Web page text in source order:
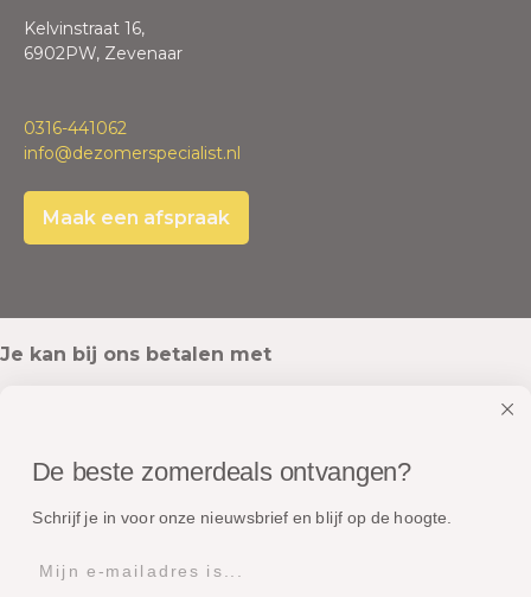
Kelvinstraat 16,
6902PW, Zevenaar
0316-441062
info@dezomerspecialist.nl
Maak een afspraak
Je kan bij ons betalen met
Onze pakketten worden verstuurd met
De beste zomerdeals ontvangen?
Schrijf je in voor onze nieuwsbrief en blijf op de hoogte.